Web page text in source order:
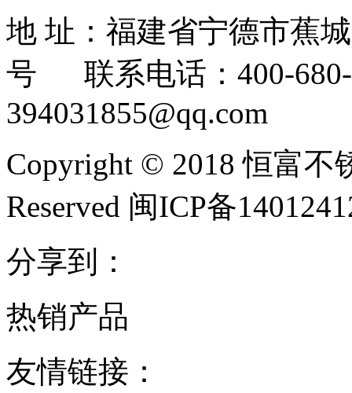
地 址：福建省宁德市蕉
号 联系电话：400-
394031855@qq.com
Copyright © 2018 恒富不
Reserved 闽ICP备
分享到：
热销产品
友情链接：